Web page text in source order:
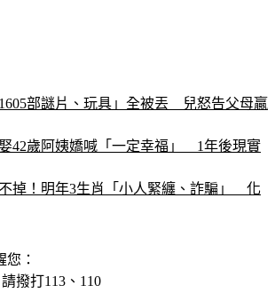
部謎片、玩具」全被丟　兒怒告父母贏
42歲阿姨嬌喊「一定幸福」　1年後現實
掉！明年3生肖「小人緊纏、詐騙」　化
您：
撥打113、110